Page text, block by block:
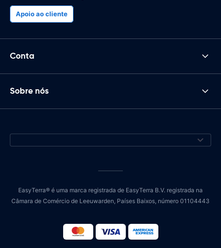
Apoio ao cliente
Conta
Sobre nós
EasyTerra® é uma marca registrada de EasyTerra B.V. registrada na
Câmara de Comércio de Leeuwarden, Países Baixos, número 01104443